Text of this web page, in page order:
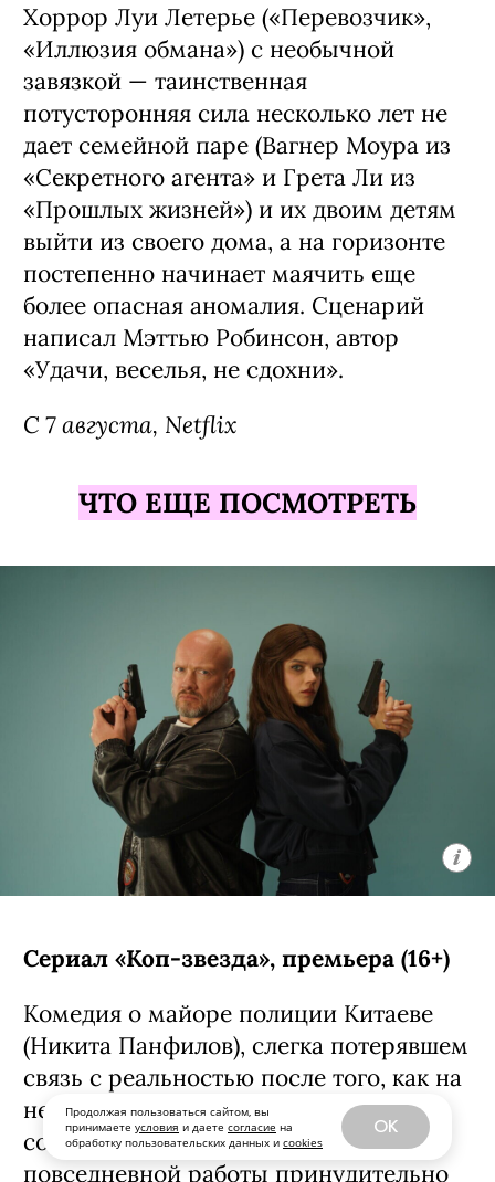
Продолжая пользоваться сайтом, вы
принимаете условия и даете согласие на
обработку пользовательских данных и cookies
OK
Хоррор Луи Летерье («Перевозчик»,
«Иллюзия обмана») с необычной
завязкой — таинственная
потусторонняя сила несколько лет не
дает семейной паре (Вагнер Моура из
«Секретного агента» и Грета Ли из
«Прошлых жизней») и их двоим детям
выйти из своего дома, а на горизонте
постепенно начинает маячить еще
более опасная аномалия. Сценарий
написал Мэттью Робинсон, автор
«Удачи, веселья, не сдохни».
С 7 августа, Netflix
ЧТО ЕЩЕ ПОСМОТРЕТЬ
Сериал «Коп-звезда», премьера (16+)
Комедия о майоре полиции Китаеве
(Никита Панфилов), слегка потерявшем
связь с реальностью после того, как на
него свалилась популярность в
соцсетях. Баланс медийности и
повседневной работы принудительно